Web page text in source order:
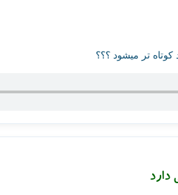
تر میشود ؟؟؟
دارد